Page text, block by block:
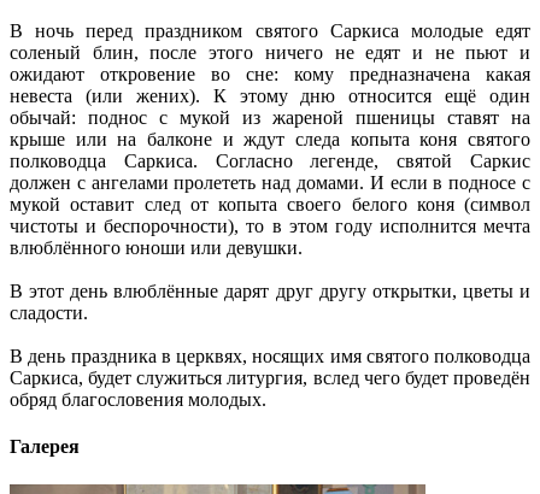
В ночь перед праздником святого Саркиса молодые едят
соленый блин, после этого ничего не едят и не пьют и
ожидают откровение во сне: кому предназначена какая
невеста (или жених). К этому дню относится ещё один
обычай: поднос с мукой из жареной пшеницы ставят на
крыше или на балконе и ждут следа копыта коня святого
полководца Саркиса. Согласно легенде, святой Саркис
должен с ангелами пролететь над домами. И если в подносе с
мукой оставит след от копыта своего белого коня (символ
чистоты и беспорочности), то в этом году исполнится мечта
влюблённого юноши или девушки.
В этот день влюблённые дарят друг другу открытки, цветы и
сладости.
В день праздника в церквях, носящих имя святого полководца
Саркиса, будет служиться литургия, вслед чего будет проведён
обряд благословения молодых.
Галерея